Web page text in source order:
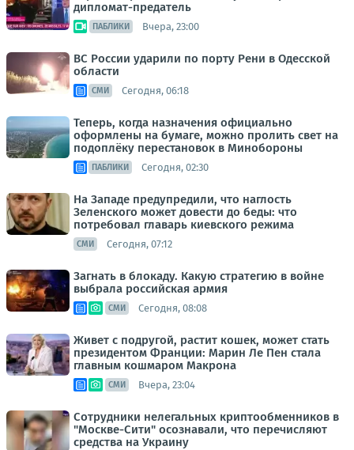
дипломат-предатель
ПАБЛИКИ Вчера, 23:00
ВС России ударили по порту Рени в Одесской
области
СМИ Сегодня, 06:18
Теперь, когда назначения официально
оформлены на бумаге, можно пролить свет на
подоплёку перестановок в Минобороны
ПАБЛИКИ Сегодня, 02:30
На Западе предупредили, что наглость
Зеленского может довести до беды: что
потребовал главарь киевского режима
СМИ Сегодня, 07:12
Загнать в блокаду. Какую стратегию в войне
выбрала российская армия
СМИ Сегодня, 08:08
Живет с подругой, растит кошек, может стать
президентом Франции: Марин Ле Пен стала
главным кошмаром Макрона
СМИ Вчера, 23:04
Сотрудники нелегальных криптообменников в
"Москве-Сити" осознавали, что перечисляют
средства на Украину